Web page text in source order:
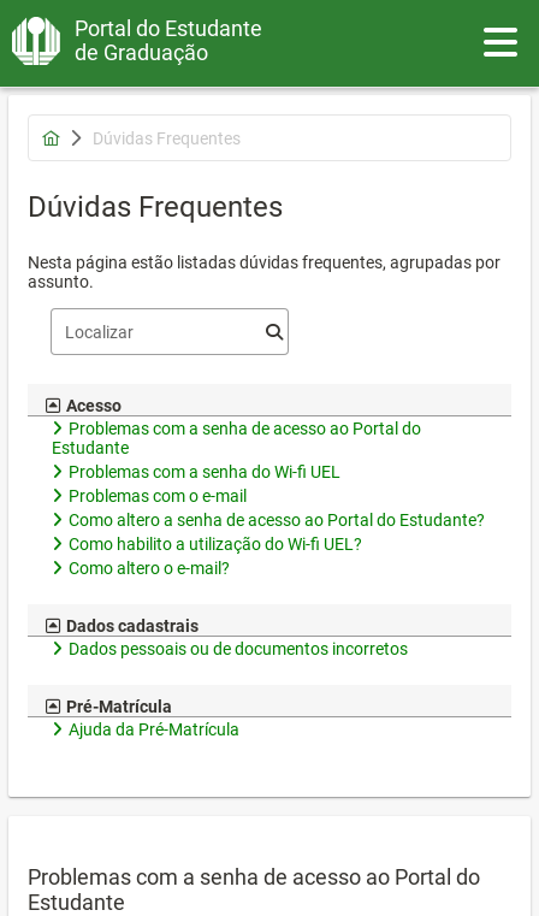
Portal do Estudante
de Graduação
Dúvidas Frequentes
Dúvidas Frequentes
Nesta página estão listadas dúvidas frequentes, agrupadas por
assunto.
Acesso
Problemas com a senha de acesso ao Portal do
Estudante
Problemas com a senha do Wi-fi UEL
Problemas com o e-mail
Como altero a senha de acesso ao Portal do Estudante?
Como habilito a utilização do Wi-fi UEL?
Como altero o e-mail?
Dados cadastrais
Dados pessoais ou de documentos incorretos
Pré-Matrícula
Ajuda da Pré-Matrícula
Problemas com a senha de acesso ao Portal do
Estudante